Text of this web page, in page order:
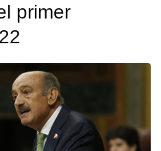
primer